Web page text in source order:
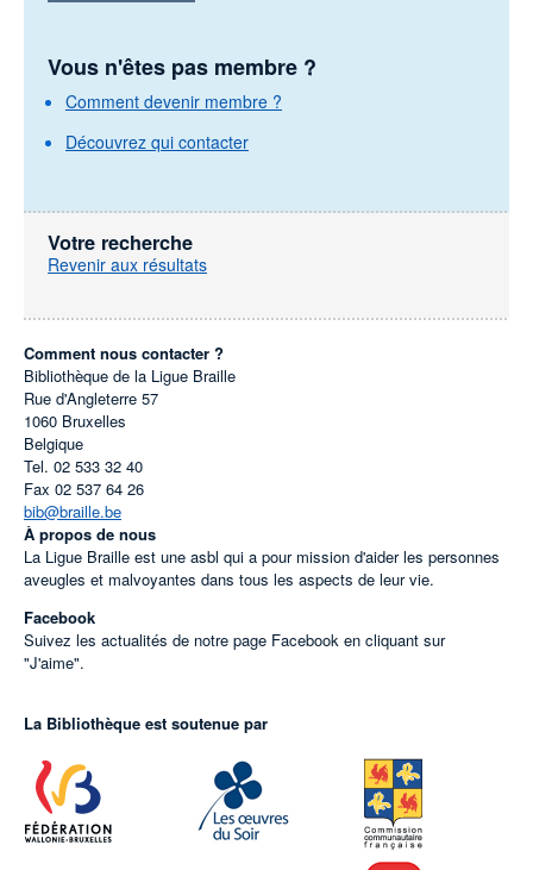
Vous n'êtes pas membre ?
Comment devenir membre ?
Découvrez qui contacter
Votre recherche
Revenir aux résultats
Comment nous contacter ?
Bibliothèque de la Ligue Braille
Rue d'Angleterre 57
1060 Bruxelles
Belgique
Tel. 02 533 32 40
Fax 02 537 64 26
bib@braille.be
À propos de nous
La Ligue Braille est une asbl qui a pour mission d'aider les personnes
aveugles et malvoyantes dans tous les aspects de leur vie.
Facebook
Suivez les actualités de notre page Facebook en cliquant sur
"J'aime".
La Bibliothèque est soutenue par